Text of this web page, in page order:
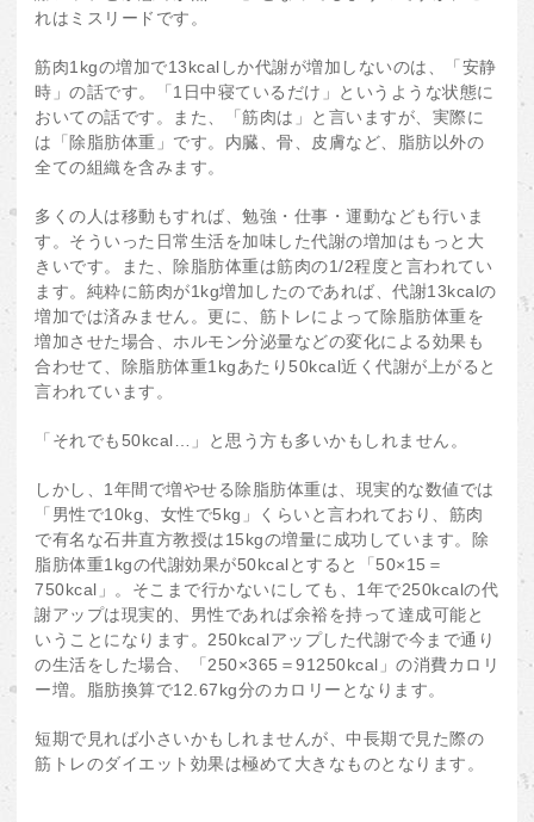
れはミスリードです。
筋肉1kgの増加で13kcalしか代謝が増加しないのは、「安静
時」の話です。「1日中寝ているだけ」というような状態に
おいての話です。また、「筋肉は」と言いますが、実際に
は「除脂肪体重」です。内臓、骨、皮膚など、脂肪以外の
全ての組織を含みます。
多くの人は移動もすれば、勉強・仕事・運動なども行いま
す。そういった日常生活を加味した代謝の増加はもっと大
きいです。また、除脂肪体重は筋肉の1/2程度と言われてい
ます。純粋に筋肉が1kg増加したのであれば、代謝13kcalの
増加では済みません。更に、筋トレによって除脂肪体重を
増加させた場合、ホルモン分泌量などの変化による効果も
合わせて、除脂肪体重1kgあたり50kcal近く代謝が上がると
言われています。
「それでも50kcal…」と思う方も多いかもしれません。
しかし、1年間で増やせる除脂肪体重は、現実的な数値では
「男性で10kg、女性で5kg」くらいと言われており、筋肉
で有名な石井直方教授は15kgの増量に成功しています。除
脂肪体重1kgの代謝効果が50kcalとすると「50×15＝
750kcal」。そこまで行かないにしても、1年で250kcalの代
謝アップは現実的、男性であれば余裕を持って達成可能と
いうことになります。250kcalアップした代謝で今まで通り
の生活をした場合、「250×365＝91250kcal」の消費カロリ
ー増。脂肪換算で12.67kg分のカロリーとなります。
短期で見れば小さいかもしれませんが、中長期で見た際の
筋トレのダイエット効果は極めて大きなものとなります。